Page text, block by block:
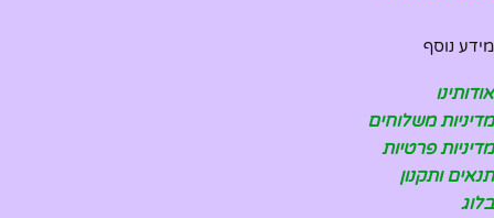
מידע נוסף
אודותינו
מדיניות משלוחים
מדיניות פרטיות
תנאים ותקנון
בלוג